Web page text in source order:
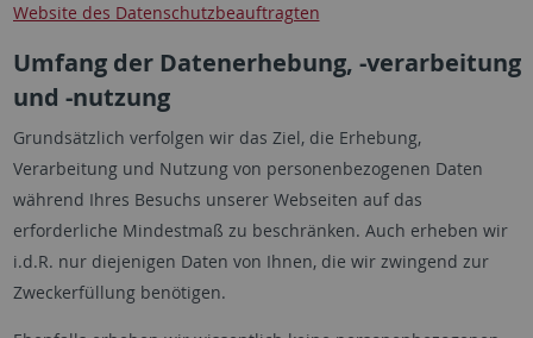
Website des Datenschutzbeauftragten
Umfang der Datenerhebung, -verarbeitung
und -nutzung
Grundsätzlich verfolgen wir das Ziel, die Erhebung,
Verarbeitung und Nutzung von personenbezogenen Daten
während Ihres Besuchs unserer Webseiten auf das
erforderliche Mindestmaß zu beschränken. Auch erheben wir
i.d.R. nur diejenigen Daten von Ihnen, die wir zwingend zur
Zweckerfüllung benötigen.